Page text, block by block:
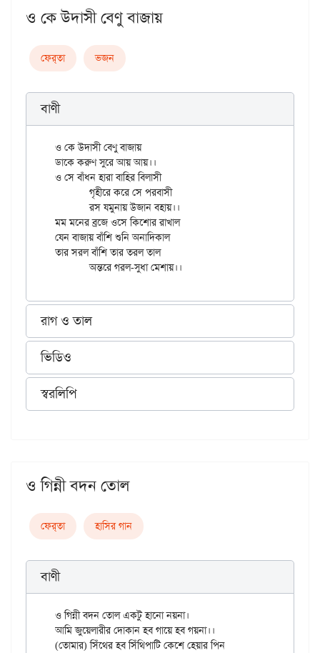
ও কে উদাসী বেণু বাজায়
ফের্‌তা ভজন
বাণী
ও কে উদাসী বেণু বাজায়
ডাকে করুণ সুরে আয় আয়।।
ও সে বাঁধন হারা বাহির বিলাসী
	রস যমুনায় উজান বহায়।।
মম মনের ব্রজে ওসে কিশোর রাখাল
যেন বাজায় বাঁশি শুনি অনাদিকাল
তার সরল বাঁশি তার তরল তাল
রাগ ও তাল
ভিডিও
স্বরলিপি
ও গিন্নী বদন তোল
ফের্‌তা হাসির গান
বাণী
ও গিন্নী বদন তোল একটু হানো নয়না।
আমি জুয়েলারীর দোকান হব গায়ে হব গয়না।।
(তোমার) সিঁথের হব সিঁথিপাটি কেশে হেয়ার পিন